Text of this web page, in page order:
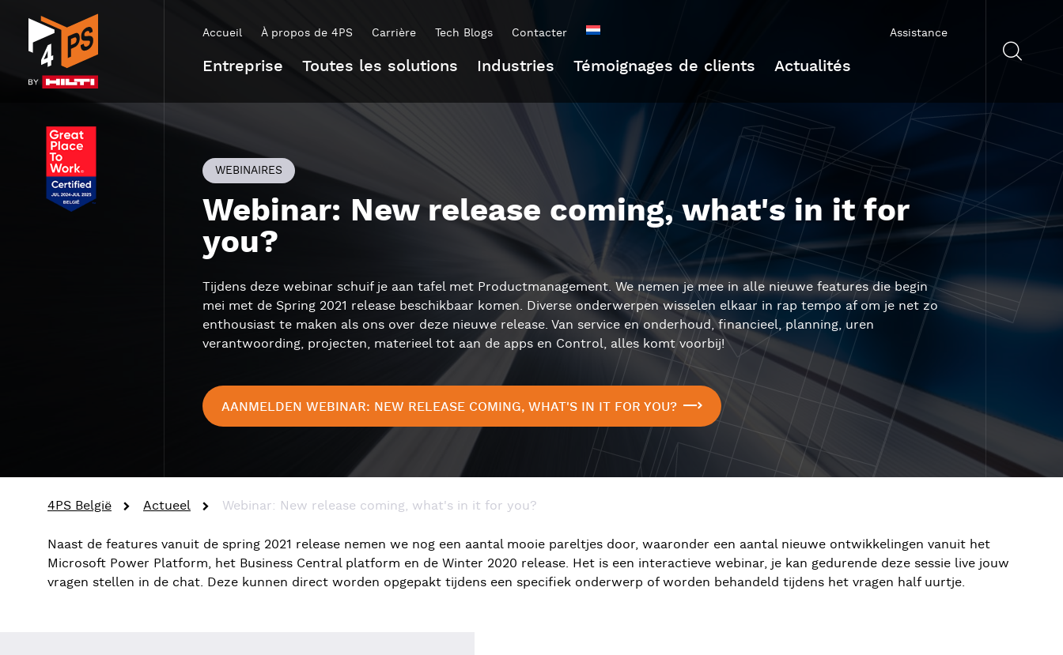
Accueil À propos de 4PS Carrière Tech Blogs Contacter
Entreprise Toutes les solutions Industries Témoignages de clients Actualités
Assistance
WEBINAIRES
Webinar: New release coming, what's in it for
you?
Tijdens deze webinar schuif je aan tafel met Productmanagement. We nemen je mee in alle nieuwe features die begin
mei met de Spring 2021 release beschikbaar komen. Diverse onderwerpen wisselen elkaar in rap tempo af om je net zo
enthousiast te maken als ons over deze nieuwe release. Van service en onderhoud, financieel, planning, uren
verantwoording, projecten, materieel tot aan de apps en Control, alles komt voorbij!
AANMELDEN WEBINAR: NEW RELEASE COMING, WHAT'S IN IT FOR YOU?
4PS België Actueel Webinar: New release coming, what's in it for you?
Naast de features vanuit de spring 2021 release nemen we nog een aantal mooie pareltjes door, waaronder een aantal nieuwe ontwikkelingen vanuit het
Microsoft Power Platform, het Business Central platform en de Winter 2020 release. Het is een interactieve webinar, je kan gedurende deze sessie live jouw
vragen stellen in de chat. Deze kunnen direct worden opgepakt tijdens een specifiek onderwerp of worden behandeld tijdens het vragen half uurtje.